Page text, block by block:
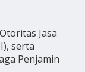
Jasa
serta
Penjamin